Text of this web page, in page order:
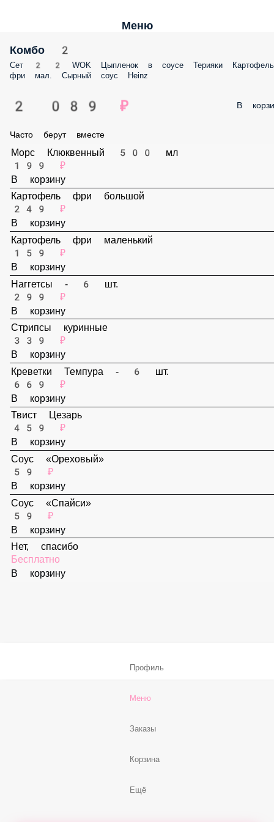
Меню
Комбо 2
Сет 2 2 WOK Цыпленок в соусе Терияки Картофель фри мал. Сырный
соус Heinz
2 089 ₽ В
Часто берут вместе
Морс Клюквенный 500 мл
199 ₽
В корзину
Картофель фри большой
249 ₽
В корзину
Картофель фри маленький
159 ₽
В корзину
Наггетсы - 6 шт.
299 ₽
В корзину
Стрипсы куринные
339 ₽
В корзину
Креветки Темпура - 6 шт.
669 ₽
В корзину
Твист Цезарь
459 ₽
В корзину
Соус «Ореховый»
59 ₽
В корзину
Профиль